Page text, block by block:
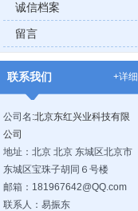
诚信档案
留言
联系我们 +详细
公司名:北京东红兴业科技有限
公司
地址：北京 北京 东城区北京市
东城区宝珠子胡同６号楼
邮箱：181967642@QQ.com
联系人：易振东